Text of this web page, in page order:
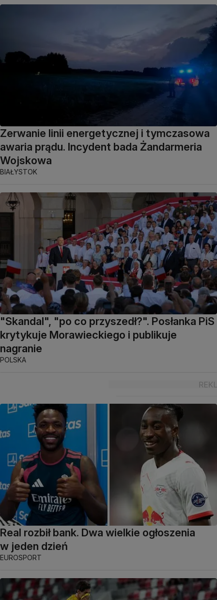
Zerwanie linii energetycznej i tymczasowa
awaria prądu. Incydent bada Żandarmeria
Wojskowa
BIAŁYSTOK
"Skandal", "po co przyszedł?". Posłanka PiS
krytykuje Morawieckiego i publikuje
nagranie
POLSKA
Real rozbił bank. Dwa wielkie ogłoszenia
w jeden dzień
EUROSPORT